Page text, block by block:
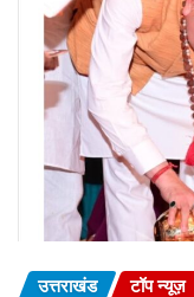
उत्तराखंड टॉप न्यूज़